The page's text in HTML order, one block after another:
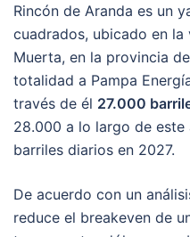
Rincón de Aranda es un
cuadrados, ubicado en
Muerta, en la provincia
totalidad a Pampa
través de él 27.000
28.000 a lo largo de este
barriles diarios en 2027.
De acuerdo con un
reduce el breakeven de